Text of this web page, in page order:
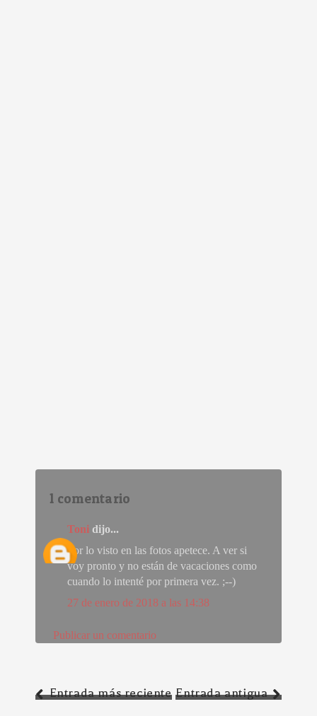
1 comentario
Toni dijo...
Por lo visto en las fotos apetece. A ver si
voy pronto y no están de vacaciones como
cuando lo intenté por primera vez. ;--)
27 de enero de 2018 a las 14:38
Publicar un comentario
Entrada más reciente Entrada antigua